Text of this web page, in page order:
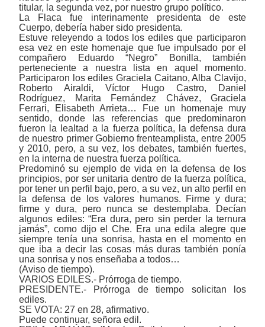
titular, la segunda vez, por nuestro grupo político.
La Flaca fue interinamente presidenta de este
Cuerpo, debería haber sido presidenta.
Estuve releyendo a todos los ediles que participaron
esa vez en este homenaje que fue impulsado por el
compañero Eduardo “Negro” Bonilla, también
perteneciente a nuestra lista en aquel momento.
Participaron los ediles Graciela Caitano, Alba Clavijo,
Roberto Airaldi, Víctor Hugo Castro, Daniel
Rodríguez, Marita Fernández Chávez, Graciela
Ferrari, Elisabeth Arrieta… Fue un homenaje muy
sentido, donde las referencias que predominaron
fueron la lealtad a la fuerza política, la defensa dura
de nuestro primer Gobierno frenteamplista, entre 2005
y 2010, pero, a su vez, los debates, también fuertes,
en la interna de nuestra fuerza política.
Predominó su ejemplo de vida en la defensa de los
principios, por ser unitaria dentro de la fuerza política,
por tener un perfil bajo, pero, a su vez, un alto perfil en
la defensa de los valores humanos. Firme y dura;
firme y dura, pero nunca se destemplaba. Decían
algunos ediles: “Era dura, pero sin perder la ternura
jamás”, como dijo el Che. Era una edila alegre que
siempre tenía una sonrisa, hasta en el momento en
que iba a decir las cosas más duras también ponía
una sonrisa y nos enseñaba a todos…
(Aviso de tiempo).
VARIOS EDILES.- Prórroga de tiempo.
PRESIDENTE.- Prórroga de tiempo solicitan los
ediles.
SE VOTA: 27 en 28, afirmativo.
Puede continuar, señora edil.